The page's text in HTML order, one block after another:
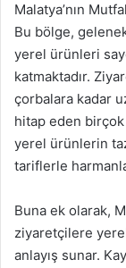
Malatya’nın
Bu bölge,
yerel ürünleri
katmaktadır.
çorbalara kadar
hitap eden
yerel ürünlerin
tariflerle
Buna ek olarak,
ziyaretçilere
anlayış sunar.